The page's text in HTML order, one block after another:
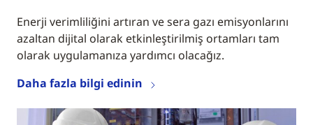
Enerji verimliliğini artıran ve sera gazı emisyonlarını
azaltan dijital olarak etkinleştirilmiş ortamları tam
olarak uygulamanıza yardımcı olacağız.
Daha fazla bilgi edinin